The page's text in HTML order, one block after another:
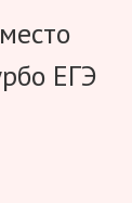
ЕГЭ